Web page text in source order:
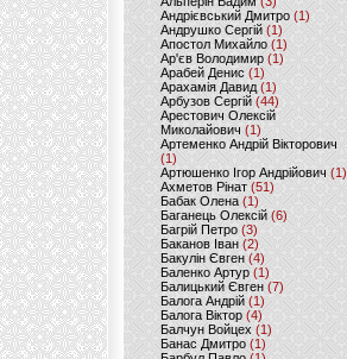
Андрієвський Дмитро(1)
Андрушко Сергій(1)
Апостол Михайло(1)
Ар'єв Володимир (1)
Арабей Денис(1)
Арахамія Давид (1)
Арбузов Сергій (44)
Арестович Олексій
Миколайович(1)
Артеменко Андрій Вікторович
(1)
Артюшенко Ігор Андрійович(1)
Ахметов Рінат(51)
Бабак Олена(1)
Баганець Олексій(6)
Багрій Петро (3)
Баканов Іван(2)
Бакулін Євген (4)
Баленко Артур(1)
Балицький Євген(7)
Балога Андрій (1)
Балога Віктор (4)
Балчун Войцех (1)
Банас Дмитро (1)